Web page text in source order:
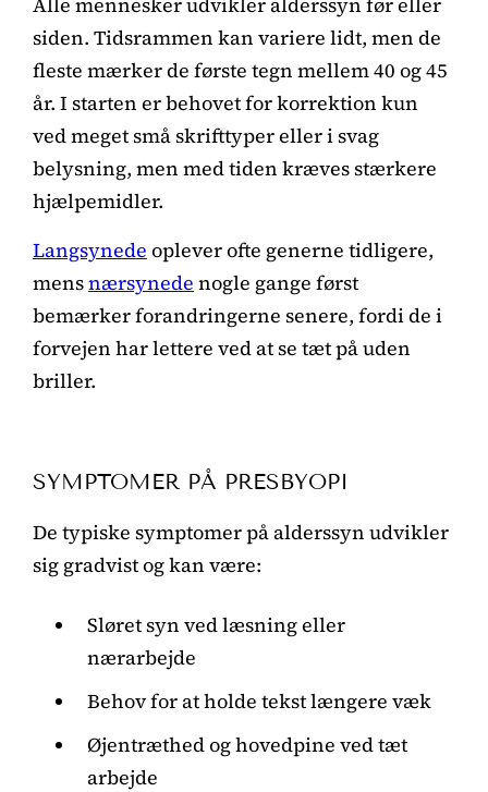
siden. Tidsrammen kan variere lidt, men de
fleste mærker de første tegn mellem 40 og 45
år. I starten er behovet for korrektion kun
ved meget små skrifttyper eller i svag
belysning, men med tiden kræves stærkere
hjælpemidler.
Langsynede oplever ofte generne tidligere,
mensnærsynede nogle gange først
bemærker forandringerne senere, fordi de i
forvejen har lettere ved at se tæt på uden
briller.
SYMPTOMER PÅ PRESBYOPI
De typiske symptomer på alderssyn udvikler
sig gradvist og kan være:
Sløret syn ved læsning eller
nærarbejde
Behov for at holde tekst længere væk
Øjentræthed og hovedpine ved tæt
arbejde